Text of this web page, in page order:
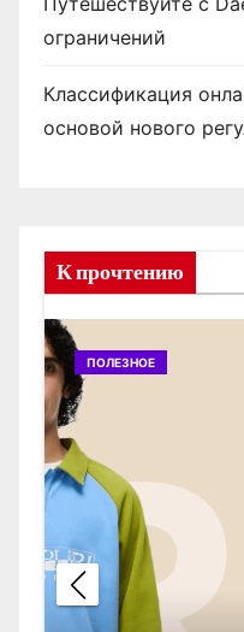
ограничений
Классификация
основой нового
К прочтению
ПОЛЕЗНОЕ